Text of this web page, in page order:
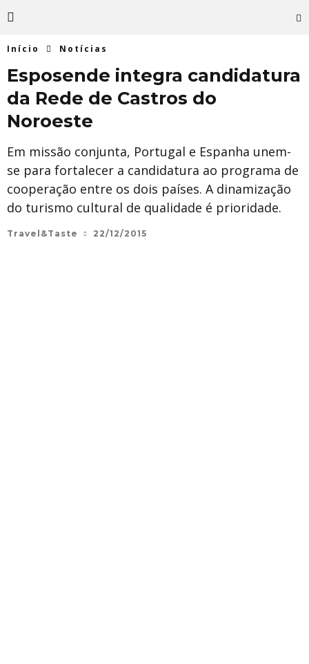
Início Notícias
Esposende integra candidatura
da Rede de Castros do
Noroeste
Em missão conjunta, Portugal e Espanha unem-
se para fortalecer a candidatura ao programa de
cooperação entre os dois países. A dinamização
do turismo cultural de qualidade é prioridade.
Travel&Taste 22/12/2015